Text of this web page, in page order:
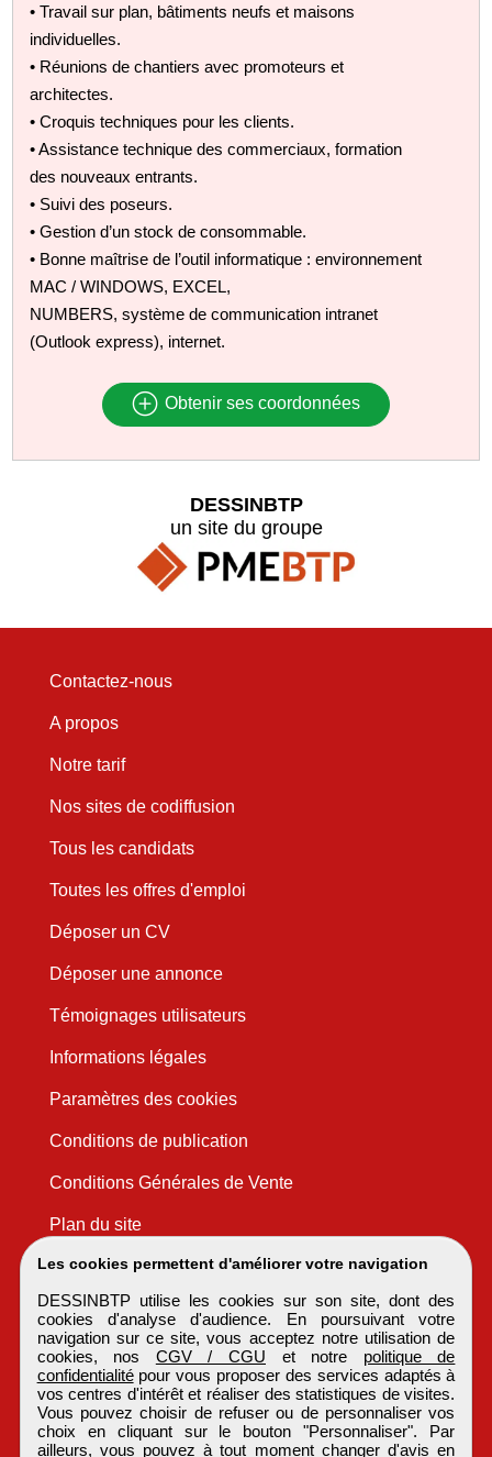
• Travail sur plan, bâtiments neufs et maisons
individuelles.
• Réunions de chantiers avec promoteurs et
architectes.
• Croquis techniques pour les clients.
• Assistance technique des commerciaux, formation
des nouveaux entrants.
• Suivi des poseurs.
• Gestion d’un stock de consommable.
• Bonne maîtrise de l’outil informatique : environnement
MAC / WINDOWS, EXCEL,
NUMBERS, système de communication intranet
(Outlook express), internet.
Obtenir ses coordonnées
Les cookies permettent d'améliorer votre navigation
DESSINBTP utilise les cookies sur son site, dont des
cookies d'analyse d'audience. En poursuivant votre
navigation sur ce site, vous acceptez notre utilisation de
cookies, nos CGV / CGU et notre politique de
confidentialitépour vous proposer des services adaptés à
vos centres d'intérêt et réaliser des statistiques de visites.
Vous pouvez choisir de refuser ou de personnaliser vos
choix en cliquant sur le bouton "Personnaliser". Par
ailleurs, vous pouvez à tout moment changer d'avis en
DESSINBTP
un site du groupe
Contactez-nous
A propos
Notre tarif
Nos sites de codiffusion
Tous les candidats
Toutes les offres d'emploi
Déposer un CV
Déposer une annonce
Témoignages utilisateurs
Informations légales
Paramètres des cookies
Conditions de publication
Conditions Générales de Vente
Plan du site